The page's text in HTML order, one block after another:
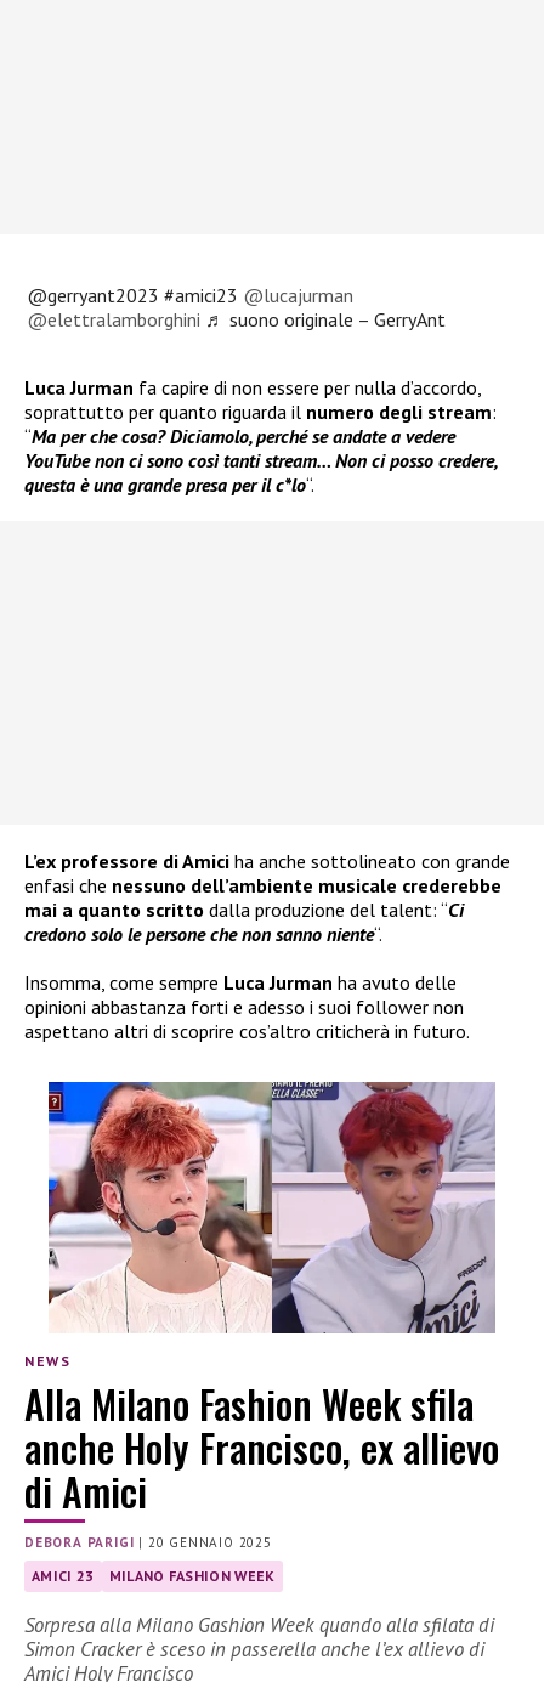
@gerryant2023 #amici23 @lucajurman
@elettralamborghini ♬ suono originale – GerryAnt
Luca Jurman fa capire di non essere per nulla d’accordo,
soprattutto per quanto riguarda il numero degli stream:
“Ma per che cosa? Diciamolo, perché se andate a vedere
YouTube non ci sono così tanti stream… Non ci posso credere,
questa è una grande presa per il c*lo“.
L’ex professore di Amici ha anche sottolineato con grande
enfasi che nessuno dell’ambiente musicale crederebbe
mai a quanto scritto dalla produzione del talent: “Ci
credono solo le persone che non sanno niente“.
Insomma, come sempre Luca Jurman ha avuto delle
opinioni abbastanza forti e adesso i suoi follower non
aspettano altri di scoprire cos’altro criticherà in futuro.
NEWS
Alla Milano Fashion Week sfila
anche Holy Francisco, ex allievo
di Amici
DEBORA PARIGI | 20 GENNAIO 2025
AMICI 23 MILANO FASHION WEEK
Sorpresa alla Milano Gashion Week quando alla sfilata di
Simon Cracker è sceso in passerella anche l’ex allievo di
Amici Holy Francisco